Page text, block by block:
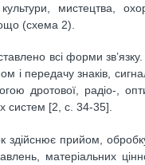
мистецтва,
(схема 2).
всі форми зв’язку.
і передачу знаків,
дротової, радіо-,
систем [2, c. 34-35].
здійснює прийом,
матеріальних